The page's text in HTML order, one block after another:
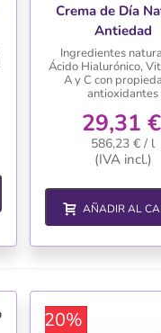
Crema de Día
Antiedad
Ingredientes
Ácido Hialurónico,
A y C con
antioxidantes
29,31 €
586,23 € / l
(IVA incl.)
AÑADIR AL
-20%